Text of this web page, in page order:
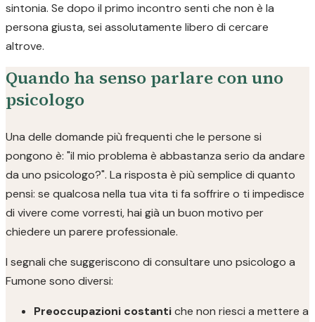
sintonia. Se dopo il primo incontro senti che non è la
persona giusta, sei assolutamente libero di cercare
altrove.
Quando ha senso parlare con uno
psicologo
Una delle domande più frequenti che le persone si
pongono è: "il mio problema è abbastanza serio da andare
da uno psicologo?". La risposta è più semplice di quanto
pensi: se qualcosa nella tua vita ti fa soffrire o ti impedisce
di vivere come vorresti, hai già un buon motivo per
chiedere un parere professionale.
I segnali che suggeriscono di consultare uno psicologo a
Fumone sono diversi:
Preoccupazioni costantiche non riesci a mettere a